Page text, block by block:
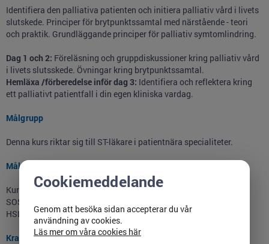
Identifiera den palliativa patienten och initiera palliativ vård i livets
slutskede. Principer för brytpunktssamtal med närstående - teori
och praktik. Grundläggande principer för palliativ symtomlindring.
Dag 1 och 2: Föreläsning och gruppdiskussioner kring palliativ vård
i livets slutsskede. Övningar kring brytpunktssamtal.
Hemläxa /förberedelse inför dag 3: Identifiera och reflektera kring
ett palliativt patientfall i din egen kliniska vardag.
Målgrupp
Denna kurs riktar sig till ST-läkare i patientnära specialiteter.
Mål
Kursen uppfyller Socialstyrelsens krav på kurs.
SOSFS 2015:8 b5.
HSLF-FS 2021:8 STb4
Krav för godkänd kurs
Cookiemeddelande
Genom att besöka sidan accepterar du vår
användning av cookies.
Läs mer om våra cookies här